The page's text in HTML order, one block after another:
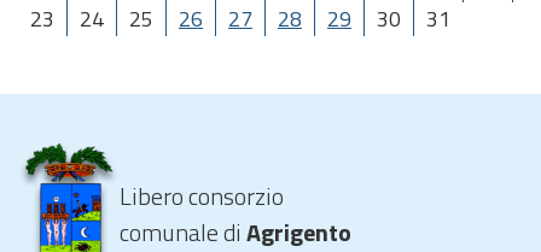
23
24 25 26 27 28 29 30 31
Libero consorzio
comunale diAgrigento